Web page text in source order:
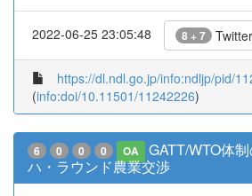
2022-06-25 23:05:48 8 + 7 Twitter
https://dl.ndl.go.jp/info:ndljp/pid/
(info:doi/10.11501/11242226)
6 0 0 0 OA
GATT/WTO体
ハ・ラウンド農業交渉